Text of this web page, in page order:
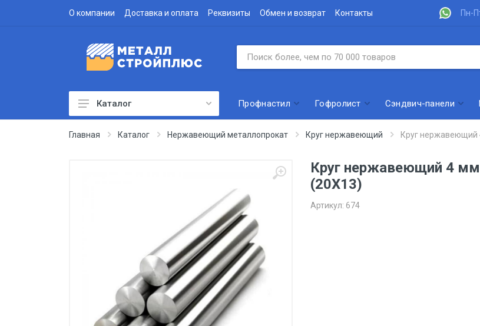
О компании Доставка и оплата Реквизиты Обмен и возврат Контакты Пн-
Профнастил
Производство
Штакетник
Черный металлопрокат
Каталог Профнастил Гофролист Сэндвич-панели
Главная Каталог Нержавеющий металлопрокат Круг нержавеющий Круг нержавеющий
Круг нержавеющий 4 мм
(20Х13)
Артикул: 674